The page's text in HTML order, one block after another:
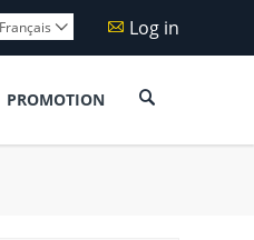
 Log in
Français 
PROMOTION 